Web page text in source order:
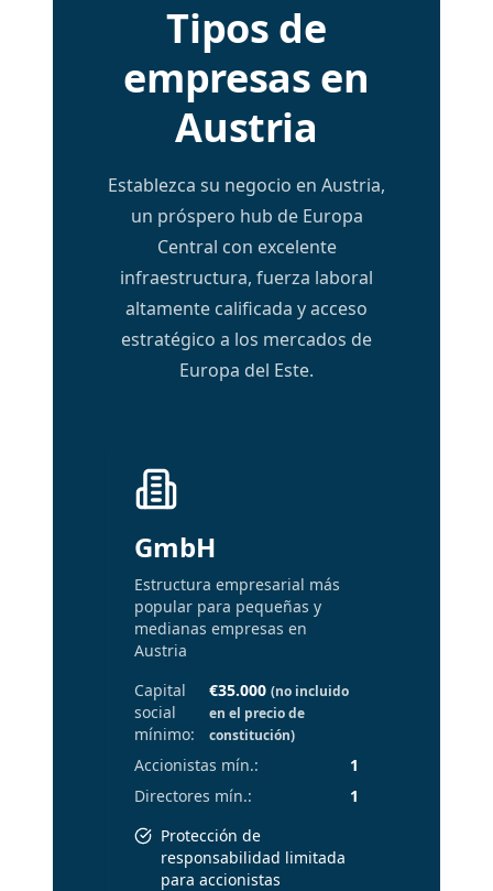
Tipos de
empresas en
Austria
Establezca su negocio en Austria,
un próspero hub de Europa
Central con excelente
infraestructura, fuerza laboral
altamente calificada y acceso
estratégico a los mercados de
Europa del Este.
GmbH
Estructura empresarial más
popular para pequeñas y
medianas empresas en
Austria
Capital
social
mínimo:
€35.000 (no incluido
en el precio de
constitución)
Accionistas mín.:
1
Directores mín.:
1
Protección de
responsabilidad limitada
para accionistas